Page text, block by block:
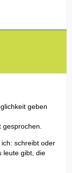
geben
schreibt oder
leute gibt, die